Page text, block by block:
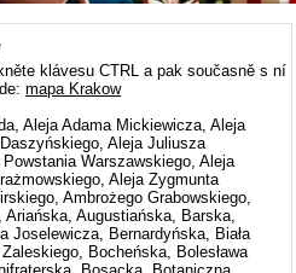
klávesu CTRL a pak současně s ní
mapa Krakow
Aleja Adama Mickiewicza, Aleja
Aleja Juliusza
Warszawskiego, Aleja
Aleja Zygmunta
Ambrożego Grabowskiego,
Augustiańska, Barska,
Joselewicza, Bernardyńska, Biała
Bocheńska, Bolesława